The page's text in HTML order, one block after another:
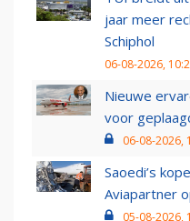
jaar meer
Schiphol
06-08-2026,
Nieuwe
voor
06-08-2026,
Saoedi’s
Aviapartner
05-08-2026,